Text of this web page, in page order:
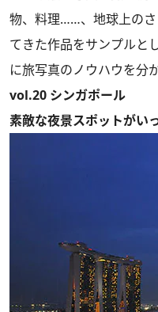
物、料理……、地球上の
てきた作品をサンプルと
に旅写真のノウハウを分
vol.20 シンガポール
素敵な夜景スポットがい